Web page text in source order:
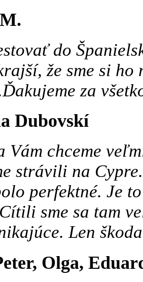
do
že sme si
za
Dubovskí
Vám chceme
strávili na
perfektné. Je
sme sa tam
Len
Olga,